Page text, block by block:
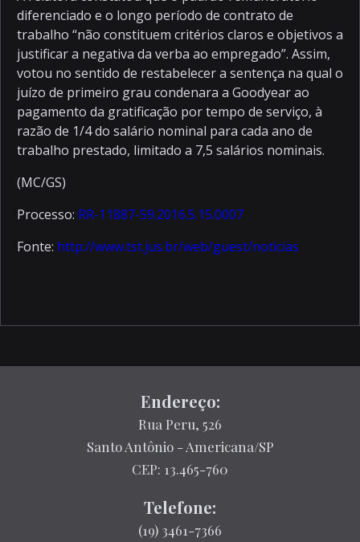
diferenciado e o longo período de contrato de
trabalho “não constituem critérios claros e objetivos a
justificar a negativa da verba ao empregado”. Assim,
votou no sentido de restabelecer a sentença na qual o
juízo de primeiro grau condenara a Goodyear ao
pagamento da gratificação por tempo de serviço, à
razão de 1/4 do salário nominal para cada ano de
trabalho prestado, limitado a 7,5 salários nominais.
(MC/GS)
Processo: RR-11887-59.2016.5.15.0007
Fonte: http://www.tst.jus.br/web/guest/noticias
Endereço:
Rua Peru, 526
Santo Antônio - Americana/SP
CEP: 13.465-760
Telefone:
(19) 3461-7366